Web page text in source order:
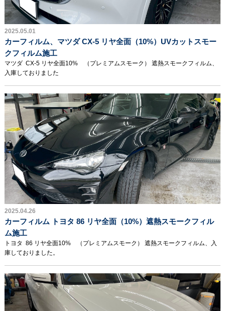
2025.05.01
カーフィルム、マツダ CX-5 リヤ全面（10%）UVカットスモー
クフィルム施工
マツダ CX-5 リヤ全面10% （プレミアムスモーク） 遮熱スモークフィルム、
入庫しておりました
2025.04.26
カーフィルム トヨタ 86 リヤ全面（10%）遮熱スモークフィル
ム施工
トヨタ 86 リヤ全面10% （プレミアムスモーク） 遮熱スモークフィルム、入
庫しておりました。